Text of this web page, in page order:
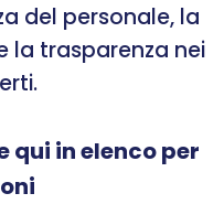
del personale, la
la trasparenza nei
qui in elenco per